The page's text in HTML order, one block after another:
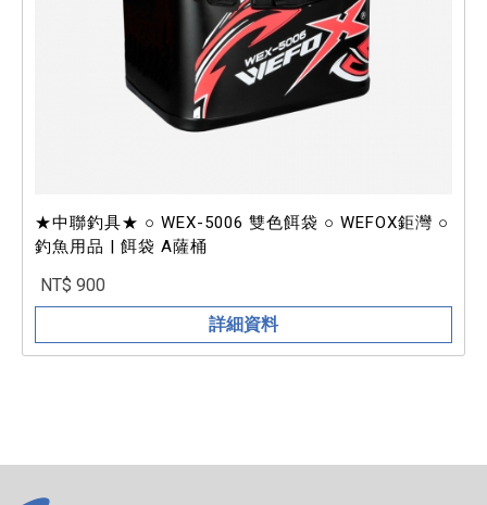
★中聯釣具★ ○ WEX-5006 雙色餌袋 ○ WEFOX鉅灣 ○
釣魚用品 | 餌袋 A薩桶
NT$ 900
詳細資料